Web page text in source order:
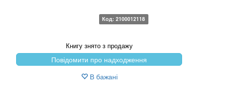
Код: 2100012118
Книгу знято з продажу
Повідомити про надходження
В бажані